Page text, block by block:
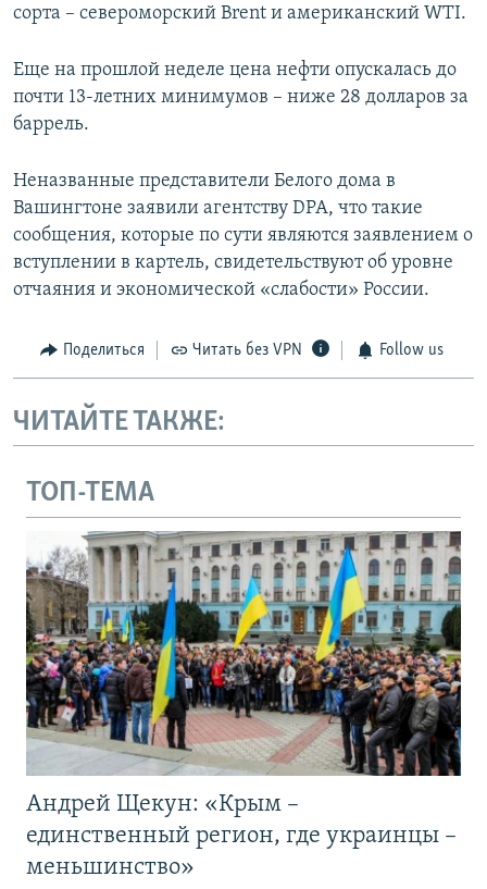
сорта – североморский Brent и американский WTI.
Еще на прошлой неделе цена нефти опускалась до
почти 13-летних минимумов – ниже 28 долларов за
баррель.
Неназванные представители Белого дома в
Вашингтоне заявили агентству DPA, что такие
сообщения, которые по сути являются заявлением о
вступлении в картель, свидетельствуют об уровне
отчаяния и экономической «слабости» России.
Поделиться Читать без VPN Follow us
ЧИТАЙТЕ ТАКЖЕ:
ТОП-ТЕМА
Андрей Щекун: «Крым –
единственный регион, где украинцы –
меньшинство»